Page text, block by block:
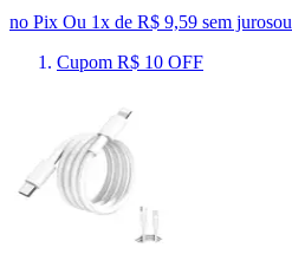
no Pix Ou 1x de R$ 9,59 sem jurosou
Cupom R$ 10 OFF